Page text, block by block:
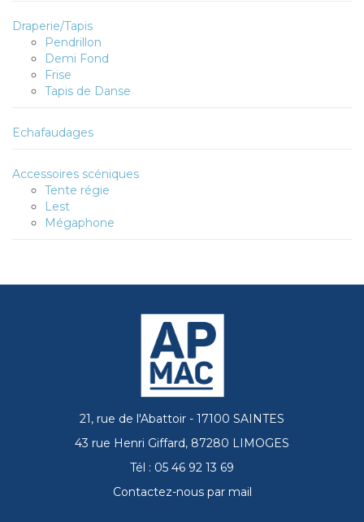
Draperie/Tapis
Pendrillon
Demi Fond
Frise
Tapis de Danse
Echafaudages
Accessoires scéniques
Tente régie
Lest
Mégaphone
21, rue de l'Abattoir - 17100 SAINTES
43 rue Henri Giffard, 87280 LIMOGES
Tél : 05 46 92 13 69
Contactez-nous par mail